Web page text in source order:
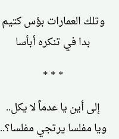
وتلك العمارات بؤس كتيم
بدا في تنكره أبأسا
* * *
إلى أين يا عدماً لا يكل..
ويا مفلسا يرتجي مفلسا؟..